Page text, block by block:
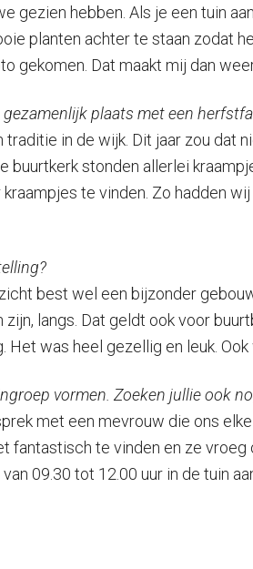
gezien hebben. Als je een tuin
planten achter te staan zodat
gekomen. Dat maakt mij dan
plaats met een
traditie in de wijk. Dit jaar zou
buurtkerk stonden allerlei
te vinden. Zo hadden
best wel een bijzonder
langs. Dat geldt ook voor
Het was heel gezellig en leuk.
vormen. Zoeken jullie ook
met een mevrouw die ons
fantastisch te vinden en ze
09.30 tot 12.00 uur in de tuin